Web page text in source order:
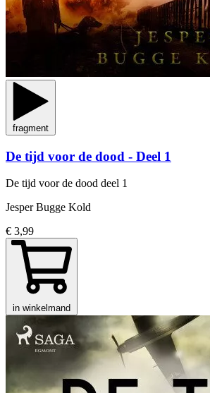
fragment
De tijd voor de dood - Deel 1
De tijd voor de dood deel 1
Jesper Bugge Kold
€ 3,99
in winkelmand